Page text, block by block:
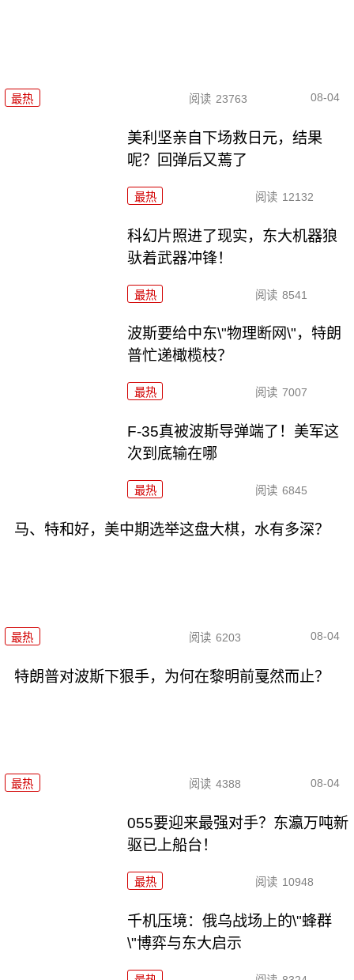
最热 阅读 23763 08-04
美利坚亲自下场救日元，结果
呢？回弹后又蔫了
最热 阅读 12132
科幻片照进了现实，东大机器狼
驮着武器冲锋！
最热 阅读 8541
波斯要给中东\"物理断网\"，特朗
普忙递橄榄枝？
最热 阅读 7007
F-35真被波斯导弹端了！美军这
次到底输在哪
最热 阅读 6845
马、特和好，美中期选举这盘大棋，水有多深？
最热 阅读 6203 08-04
特朗普对波斯下狠手，为何在黎明前戛然而止？
最热 阅读 4388 08-04
055要迎来最强对手？东瀛万吨新
驱已上船台！
最热 阅读 10948
千机压境：俄乌战场上的\"蜂群
\"博弈与东大启示